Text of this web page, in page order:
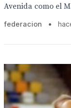
Avenida como el
federacion •